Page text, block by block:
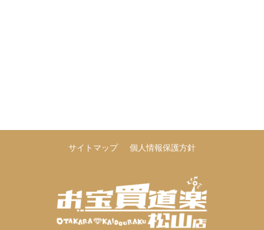
サイトマップ 個人情報保護方針